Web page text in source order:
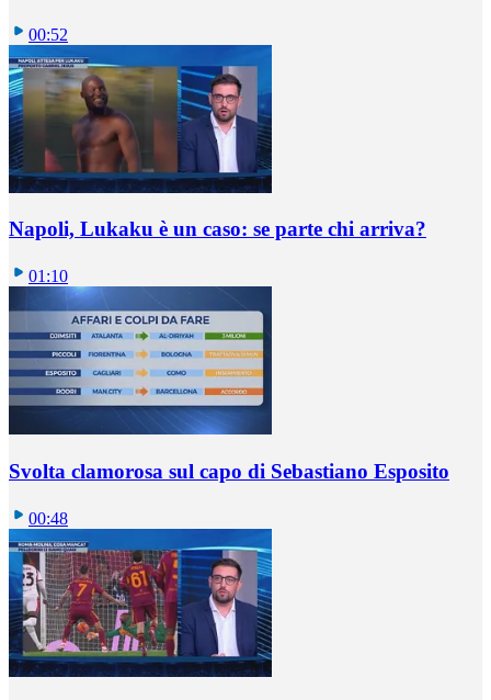
00:52
Napoli, Lukaku è un caso: se parte chi arriva?
01:10
Svolta clamorosa sul capo di Sebastiano Esposito
00:48